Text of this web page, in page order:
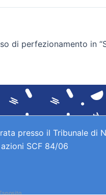
presso il Tribunale di
SCF 84/06